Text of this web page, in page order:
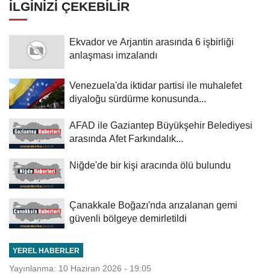
İLGINIZI ÇEKEBILIR
Ekvador ve Arjantin arasında 6 işbirliği
anlaşması imzalandı
Venezuela'da iktidar partisi ile muhalefet
diyaloğu sürdürme konusunda...
AFAD ile Gaziantep Büyükşehir Belediyesi
arasında Afet Farkındalık...
Niğde'de bir kişi aracında ölü bulundu
Çanakkale Boğazı'nda arızalanan gemi
güvenli bölgeye demirletildi
YEREL HABERLER
Yayınlanma: 10 Haziran 2026 - 19:05